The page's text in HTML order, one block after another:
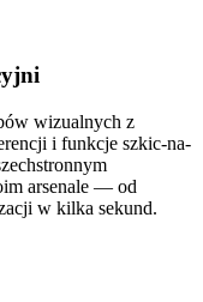
wizualnych z
i funkcje szkic-na-
arsenale — od
w kilka sekund.